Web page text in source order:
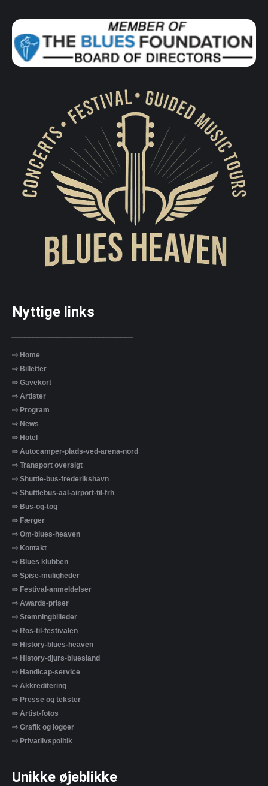
Nyttige links
⇨ Home
⇨ Billetter
⇨ Gavekort
⇨ Artister
⇨ Program
⇨ News
⇨ Hotel
⇨ Autocamper-plads-ved-arena-nord
⇨ Transport oversigt
⇨ Shuttle-bus-frederikshavn
⇨ Shuttlebus-aal-airport-til-frh
⇨ Bus-og-tog
⇨ Færger
⇨ Om-blues-heaven
⇨ Kontakt
⇨ Blues klubben
⇨ Spise-muligheder
⇨ Festival-anmeldelser
⇨ Awards-priser
⇨ Stemningbilleder
⇨ Ros-til-festivalen
⇨ History-blues-heaven
⇨ History-djurs-bluesland
⇨ Handicap-service
⇨ Akkreditering
⇨ Presse og tekster
⇨ Artist-fotos
⇨ Grafik og logoer
⇨ Privatlivspolitik
Unikke øjeblikke